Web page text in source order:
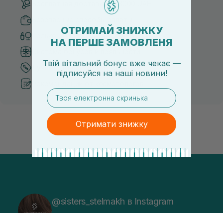
Бесплатная доставка от 3000 UAH
Только оригинальная косметика
Лучшие цены и топ товары
@sisters_stelmakh в Instagram
ОТРИМАЙ ЗНИЖКУ
НА ПЕРШЕ ЗАМОВЛЕНЯ
Твій вітальний бонус вже чекає —
підписуйся на наші новини!
email
Отримати знижку